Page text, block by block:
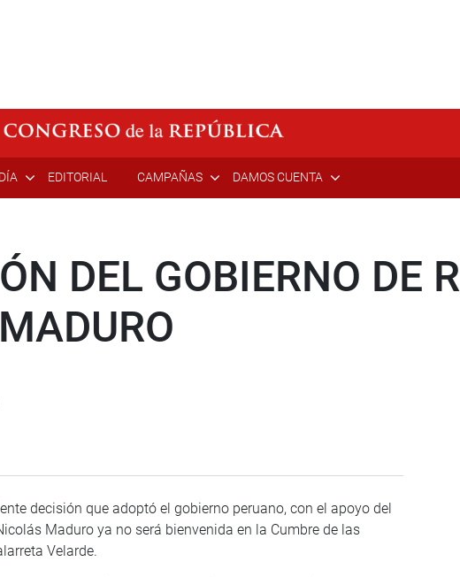
EDITORIAL CAMPAÑAS DAMOS CUENTA
DEL GOBIERNO DE
decisión que adoptó el gobierno peruano, con el apoyo del
Maduro ya no será bienvenida en la Cumbre de las
Velarde.